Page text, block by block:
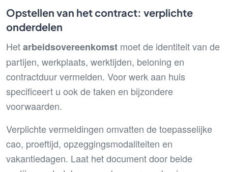
Opstellen van het contract: verplichte
onderdelen
Hetarbeidsovereenkomst moet de identiteit van de
partijen, werkplaats, werktijden, beloning en
contractduur vermelden. Voor werk aan huis
specificeert u ook de taken en bijzondere
voorwaarden.
Verplichte vermeldingen omvatten de toepasselijke
cao, proeftijd, opzeggingsmodaliteiten en
vakantiedagen. Laat het document door beide